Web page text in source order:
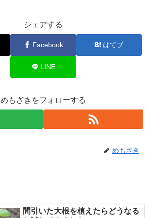
シェアする
Facebook はてブ
LINE
めもざきをフォローする
めもざき
間引いた大根を植えたらどうなる